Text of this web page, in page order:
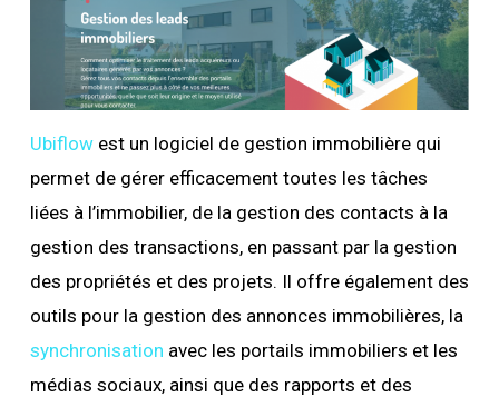
Ubiflowest un logiciel de gestion immobilière qui
permet de gérer efficacement toutes les tâches
liées à l’immobilier, de la gestion des contacts à la
gestion des transactions, en passant par la gestion
des propriétés et des projets. Il offre également des
outils pour la gestion des annonces immobilières, la
synchronisation avec les portails immobiliers et les
médias sociaux, ainsi que des rapports et des